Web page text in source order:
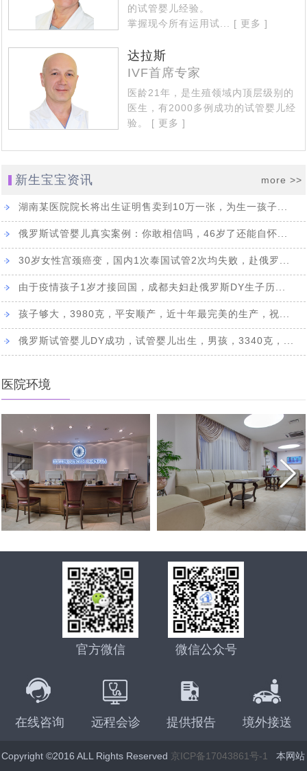
做俄罗斯DY代怀孕妈有什么约束与处罚吗_律师解读
[2022-08-17]
国家杜马一读是否禁止有关向外国公民和无国籍人士在俄
罗斯提供代孕服务的法案——结论再议
俄罗斯DY费用这么高，代妈又能得到多呢，三个俄罗斯
DY妈妈代怀孕的故事（三） [2022-08-11]
三个俄罗斯DY妈妈代怀孕的故事，俄罗斯女人为什么要给
别人生孩子（二） [2022-08-10]
不是自己的孩子，俄罗斯女人为什么要给别人生孩子 （三
个代怀孕DY妈妈的故事） [2022-08-09]
7月25日，今天是世界试管儿童日：试管婴儿与自然受孕
代试管技术为生育计划保驾护航
不通过：杜马提案新进展，有关禁止外籍人员在俄代怀怀
孕法案未被杜马接受 [2021-12-31]
唐氏综合征的终结者——俄罗斯第三代试管婴儿技术，生
个健康宝宝有保障 [2021-12-22]
印度70岁老人通过试管婴儿生下一儿子，成为世界上最高
龄的新手妈妈之一 [2021-10-25]
语言不通，自助泰国试管婴儿求子历程心得：这5个方面
径，但比较靠谱_俄罗斯K+31生殖专家介绍 [2021-09-22]
首例“遗留冻胚”吃官司，4老人夺回遗留胚胎“产子”，可选
择俄罗斯合法第三方助孕 [2021-09-14]
差异分析：中、泰、美、香港、俄罗斯试管婴儿有什么不
同 [2021-09-06]
赴俄28天费用16万，俄罗斯试管婴儿让单身人士老有所依
[2021-08-27]
真实案例实操：教你如何给俄罗斯试管婴儿代怀孕出生的
孩子上户口？
俄罗斯是如何看待女性生三胎的，与中国三胎福利有什么
不同 [2021-07-22]
2021年俄罗斯DY求子成功，现在就去莫斯科接我试管婴
儿宝宝回家了 [2021-07-14]
译文：莫斯科，值得信赖的俄罗斯试管婴儿医院排名有哪
些 [2021-07-12]
单身求子做俄罗斯试管婴儿最佳方式是什么：自费还是免
费，区别有哪些？ [2021-07-06]
俄罗斯公布最新有关出入境的1745号政府令，中国公民可
以入境了 [2021-07-04]
俄罗斯试管婴儿代怀孕妈妈价格多少，代妈助孕只是为经
济报酬吗 [2021-06-24]
莫斯科法庭：精卵捐赠，对父母的认定是这样判的
[2021-06-07]
俄罗斯医生整理了一幅现代女性的画像：聪明，肥胖，少
2021年海外试管婴儿有什么变化，需要父母将如何做新计
[2021-05-06]
俄罗斯将试管婴儿纳入国家医保，试管婴儿医院称试管婴
儿为“医保公子” [2021-04-27]
独家采访：Saltanat Baikoshkarova专业答复新型冠状病
毒肺炎和疫苗接种如何影响怀孕 [2021-04-23]
当自己做了试管婴儿后才知道：原来试管婴儿有这5个有
量，牧师反对IVF [2021-04-13]
代怀孕妈妈代怀有什么好处
[2021-03-30]
[2021-03-29]
俄罗斯再发重磅公告，政府补助10万鼓励民众加大生育力
度，试管婴儿辅助生殖是一个重要补充 [2021-03-02]
中国朋友找俄罗斯试管婴儿DY机构代怀，你知道代怀妈妈
的试管婴儿经验。
掌握现今所有运用试...
[ 更多 ]
达拉斯
IVF首席专家
医龄21年，是生殖领域内顶层级别的
医生，有2000多例成功的试管婴儿经
验。
[ 更多 ]
新生宝宝资讯 more >>
湖南某医院院长将出生证明售卖到10万一张，为生一孩子...
俄罗斯试管婴儿真实案例：你敢相信吗，46岁了还能自怀...
30岁女性宫颈癌变，国内1次泰国试管2次均失败，赴俄罗...
由于疫情孩子1岁才接回国，成都夫妇赴俄罗斯DY生子历...
孩子够大，3980克，平安顺产，近十年最完美的生产，祝...
俄罗斯试管婴儿DY成功，试管婴儿出生，男孩，3340克，...
医院环境
官方微信 微信公众号
在线咨询 远程会诊 提供报告 境外接送
Copyright ©2016 ALL Rights Reserved 京ICP备17043861号-1 本网站